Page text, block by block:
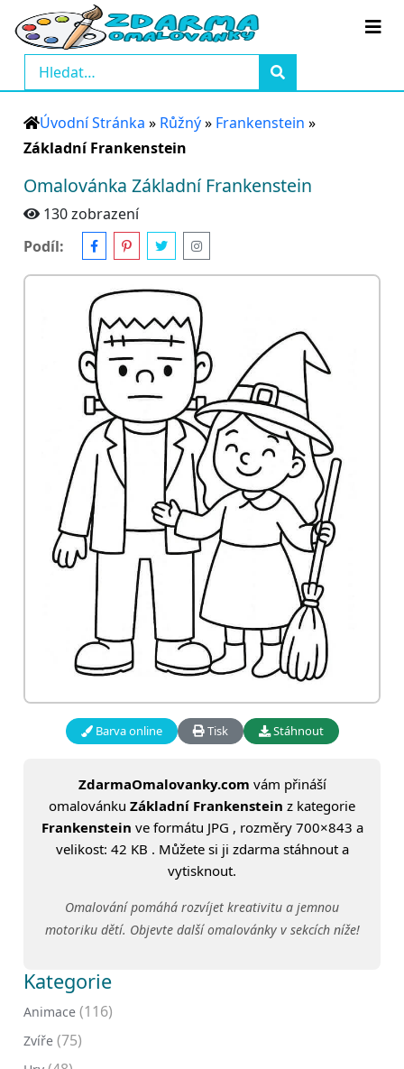
Úvodní Stránka » Růžný» Frankenstein »
Základní Frankenstein
Omalovánka Základní Frankenstein
130 zobrazení
Podíl:
Barva online Tisk Stáhnout
ZdarmaOmalovanky.com vám přináší
omalovánku Základní Frankenstein z kategorie
Frankenstein ve formátu JPG , rozměry 700×843 a
velikost: 42 KB . Můžete si ji zdarma stáhnout a
vytisknout.
Omalování pomáhá rozvíjet kreativitu a jemnou
motoriku dětí. Objevte další omalovánky v sekcích níže!
Kategorie
Animace (116)
Zvíře (75)